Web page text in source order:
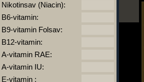
Nikotinsav (Niacin):
B6-vitamin:
B9-vitamin Folsav:
B12-vitamin:
A-vitamin RAE:
A-vitamin IU:
E-vitamin :